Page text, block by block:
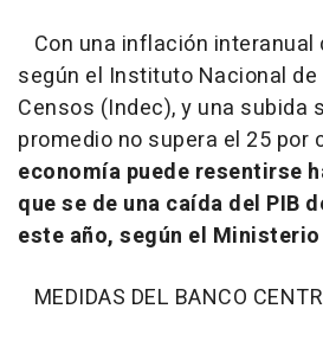
Con una inflación interanual
según el Instituto Nacional
Censos (Indec), y una subida
promedio no supera el 25 por
economía puede resentirse
que se de una caída del PIB
este año, según el
MEDIDAS DEL BANCO